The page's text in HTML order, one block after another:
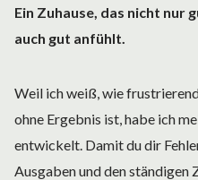
Ein Zuhause, das nicht nur
auch gut anfühlt.
Weil ich weiß, wie
ohne Ergebnis ist, habe ich
entwickelt. Damit du dir
Ausgaben und den ständigen